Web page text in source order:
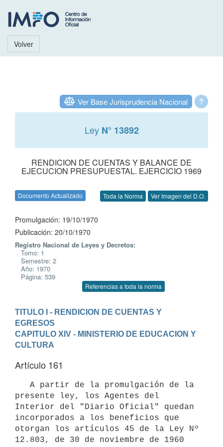
Volver
?
Ver Base Jurisprudencia Nacional
Ley N° 13892
RENDICION DE CUENTAS Y BALANCE DE
EJECUCION PRESUPUESTAL. EJERCICIO 1969
Documento Actualizado Toda la Norma Ver Imagen del D.O.
Promulgación: 19/10/1970
Publicación: 20/10/1970
Registro Nacional de Leyes y Decretos:
Tomo: 1
Semestre: 2
Año: 1970
Página: 539
Referencias a toda la norma
TITULO I - RENDICION DE CUENTAS Y
EGRESOS
CAPITULO XIV - MINISTERIO DE EDUCACION Y
CULTURA
Artículo 161
presente ley, los Agentes del
Interior del "Diario Oficial" quedan
incorporados a los beneficios que
otorgan los artículos 45 de la Ley Nº
12.803, de 30 de noviembre de 1960